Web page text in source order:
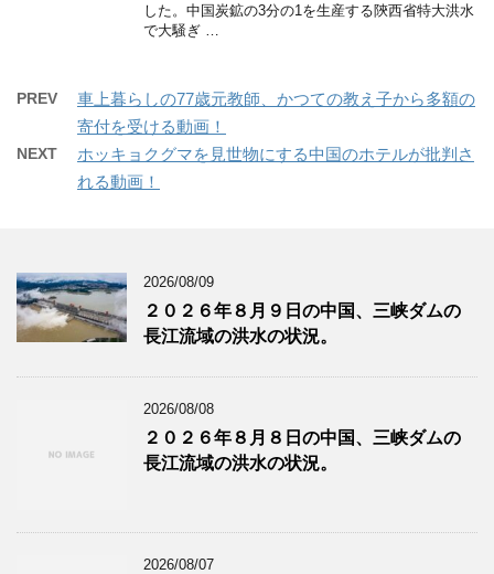
した。中国炭鉱の3分の1を生産する陝西省特大洪水
で大騒ぎ …
PREV
車上暮らしの77歳元教師、かつての教え子から多額の
寄付を受ける動画！
NEXT
ホッキョクグマを見世物にする中国のホテルが批判さ
れる動画！
2026/08/09
２０２６年８月９日の中国、三峡ダムの
長江流域の洪水の状況。
2026/08/08
２０２６年８月８日の中国、三峡ダムの
長江流域の洪水の状況。
2026/08/07